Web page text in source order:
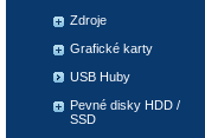
Zdroje
Grafické karty
USB Huby
Pevné disky HDD /
SSD